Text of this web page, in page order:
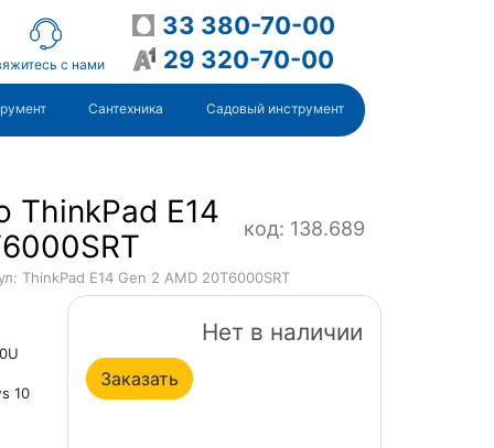
с нами
33 380-70-00
29 320-70-00
Сантехника Садовый инструмент
ThinkPad E14
код: 138.689
ThinkPad E14 Gen 2 AMD 20T6000SRT
10
Нет в наличии
Заказать